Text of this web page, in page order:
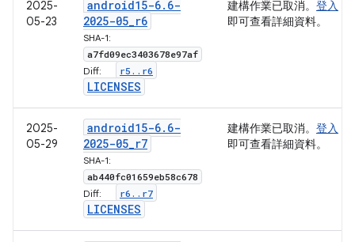
2025-
05-23
android15-6. 6-
2025-05_r6
SHA-1:
a7fd09ec3403678e97af
Diff: r5 . . r6
LICENSES
建構作業已取消。 登入
即可查看詳細資料。
2025-
05-29
android15-6. 6-
2025-05_r7
SHA-1:
ab440fc01659eb58c678
Diff: r6 . . r7
LICENSES
建構作業已取消。 登入
即可查看詳細資料。